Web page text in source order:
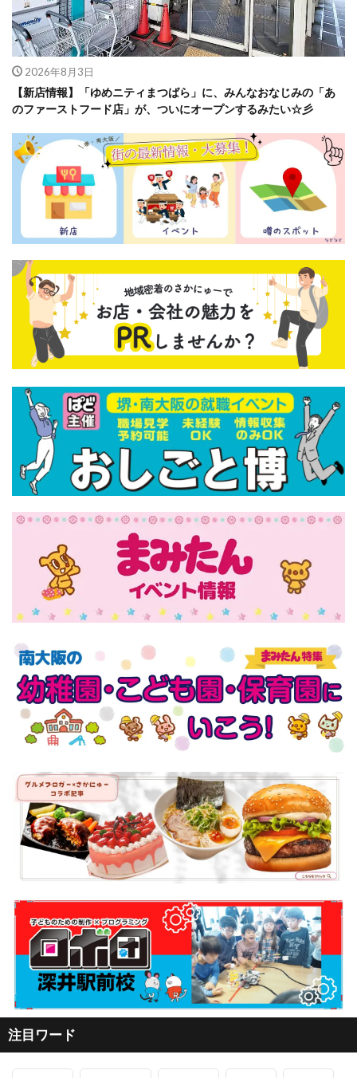
2026年8月3日
【新店情報】「ゆめニティまつばら」に、みんなおなじみの「あ
のファーストフード店」が、ついにオープンするみたい☆彡
注目ワード